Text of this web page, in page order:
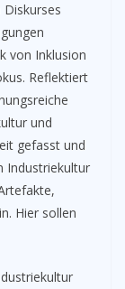
von Inklusion
Reflektiert
und
gefasst und
Industriekultur
Hier sollen